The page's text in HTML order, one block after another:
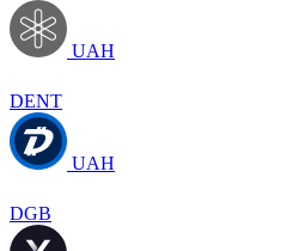
UAH
DENT
UAH
DGB